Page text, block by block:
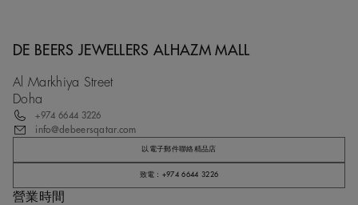
DE BEERS JEWELLERS ALHAZM MALL
Al Markhiya Street
Doha
+974 6644 3226
info@debeersqatar.com
以電子郵件聯絡精品店
致電：+974 6644 3226
營業時間